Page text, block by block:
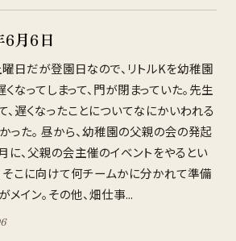
月6日
日だが登園日なので、リトルKを幼稚園
くなってしまって、門が閉まっていた。先生
、遅くなったことについてなにかいわれる
った。 昼から、幼稚園の父親の会の発起
に、父親の会主催のイベントをやるとい
そこに向けて何チームかに分かれて準備
メイン。その他、畑仕事...